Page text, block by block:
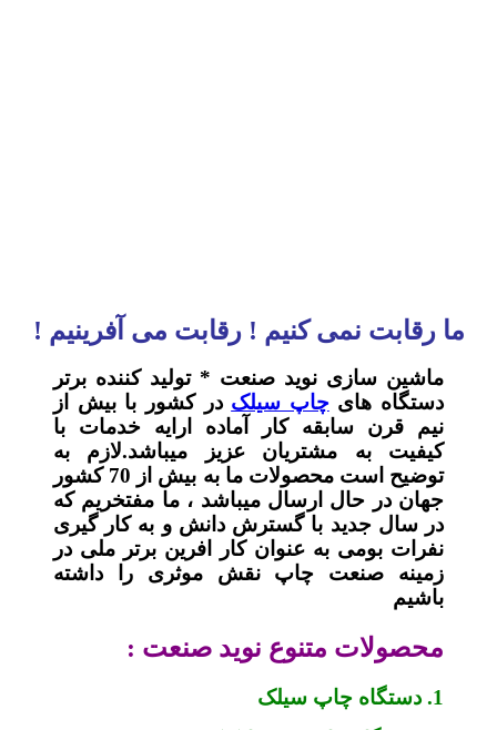
ما رقابت نمی کنیم ! رقابت می آفرینیم !
ماشین سازی نوید صنعت * تولید کننده برتر
دستگاه هایچاپ سیلک در کشور با بیش از
نیم قرن سابقه کار آماده ارایه خدمات با
کیفیت به مشتریان عزیز میباشد.لازم به
توضیح است محصولات ما به بیش از 70 کشور
جهان در حال ارسال میباشد ، ما مفتخریم که
در سال جدید با گسترش دانش و به کار گیری
نفرات بومی به عنوان کار افرین برتر ملی در
زمینه صنعت چاپ نقش موثری را داشته
باشیم
محصولات متنوع نوید صنعت :
1. دستگاه چاپ سیلک